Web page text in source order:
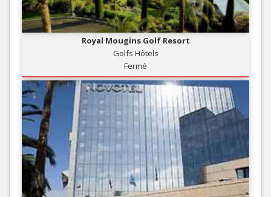
Royal Mougins Golf Resort
Golfs Hôtels
Fermé